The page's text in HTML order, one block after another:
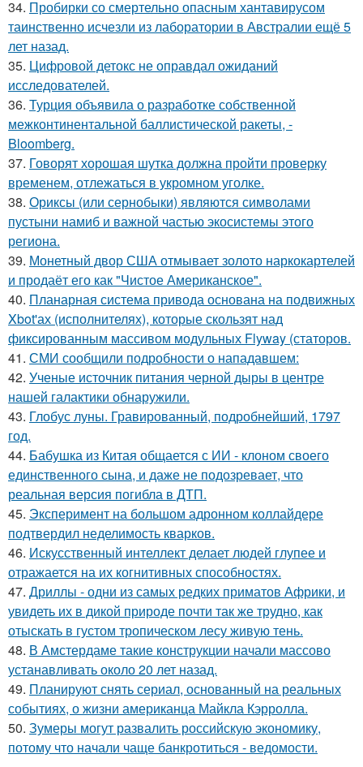
34. Пробирки со смертельно опасным хантавирусом
таинственно исчезли из лаборатории в Австралии ещё 5
лет назад.
35. Цифровой детокс не оправдал ожиданий
исследователей.
36. Турция объявила о разработке собственной
межконтинентальной баллистической ракеты, -
Bloomberg.
37. Говорят хорошая шутка должна пройти проверку
временем, отлежаться в укромном уголке.
38. Ориксы (или сернобыки) являются символами
пустыни намиб и важной частью экосистемы этого
региона.
39. Монетный двор США отмывает золото наркокартелей
и продаёт его как "Чистое Американское".
40. Планарная система привода основана на подвижных
Xbot'ах (исполнителях), которые скользят над
фиксированным массивом модульных Flyway (статоров.
41. СМИ сообщили подробности о нападавшем:
42. Ученые источник питания черной дыры в центре
нашей галактики обнаружили.
43. Глобус луны. Гравированный, подробнейший, 1797
год.
44. Бабушка из Китая общается с ИИ - клоном своего
единственного сына, и даже не подозревает, что
реальная версия погибла в ДТП.
45. Эксперимент на большом адронном коллайдере
подтвердил неделимость кварков.
46. Искусственный интеллект делает людей глупее и
отражается на их когнитивных способностях.
47. Дриллы - одни из самых редких приматов Африки, и
увидеть их в дикой природе почти так же трудно, как
отыскать в густом тропическом лесу живую тень.
48. В Амстердаме такие конструкции начали массово
устанавливать около 20 лет назад.
49. Планируют снять сериал, основанный на реальных
событиях, о жизни американца Майкла Кэрролла.
50. Зумеры могут развалить российскую экономику,
потому что начали чаще банкротиться - ведомости.